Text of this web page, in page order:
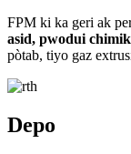
FPM ki ka geri ak
asid, pwodui
pòtab, tiyo gaz
Depo